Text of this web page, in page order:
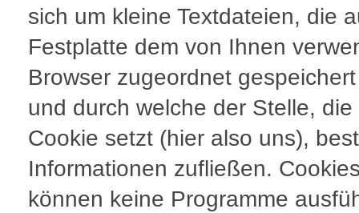
sich um kleine Textdateien, die
Festplatte dem von Ihnen
Browser zugeordnet
und durch welche der Stelle, die
Cookie setzt (hier also uns),
Informationen zufließen.
können keine Programme